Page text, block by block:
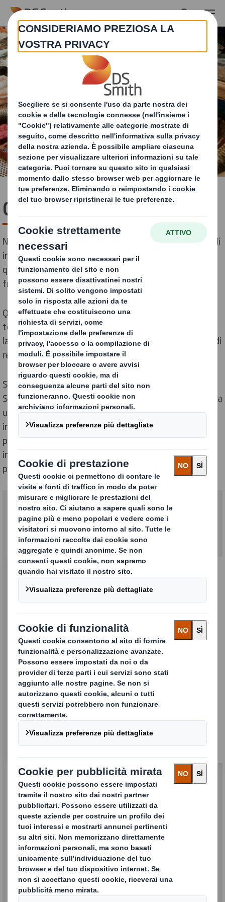
Skip to main content
Carne e pesce
Negli ultimi anni si è assistito ad un crescente utilizzo di
imballaggi in cartone ondulato per conservare prodotti
quali carne, pollame e pesce, garantendone la
freschezza.
Questo ha portato ad un reale miglioramento delle
tecniche adottate, come ad esempio l'utilizzo di
laminati, che consente di produrre confezioni in grado di
resistere a temperature superiori a 200°C.
Soluzioni altamente tecnologiche, come l’imballaggio
Silver King studiato apposta per i prodotti ittici: grazie a
un rivestimento esterno che riflette il calore e uno
interno resistente all'acqua è la scelta ottimale, che
permette finalmente agli itticoltori di utilizzare vassoi
in cartone ondulato al posto dei tradizionali prodotti in
polistirene, con grandi vantaggi per l'ambiente.
La nostra proposta
Packaging Multimateriale
Sostituzione della